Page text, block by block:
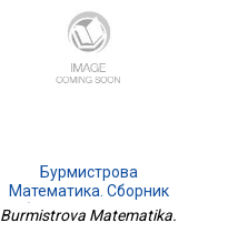
Бурмистрова
Математика. Сборник
Рабочих Программ. 5-6
Burmistrova Matematika.